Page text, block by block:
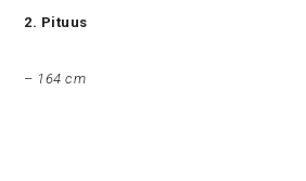
2. Pituus
– 164 cm